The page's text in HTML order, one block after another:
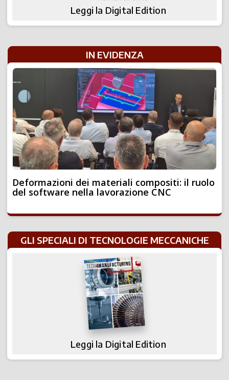
Leggi la Digital Edition
IN EVIDENZA
Deformazioni dei materiali compositi: il ruolo
del software nella lavorazione CNC
GLI SPECIALI DI TECNOLOGIE MECCANICHE
Leggi la Digital Edition